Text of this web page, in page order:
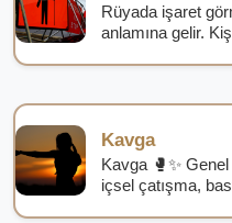
Rüyada işaret
anlamına gelir.
Kavga
Kavga 🥊✨
içsel çatışma,